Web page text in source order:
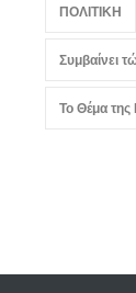
ΠΟΛΙΤΙΚΗ
Συμβαίνει
Το Θέμα της